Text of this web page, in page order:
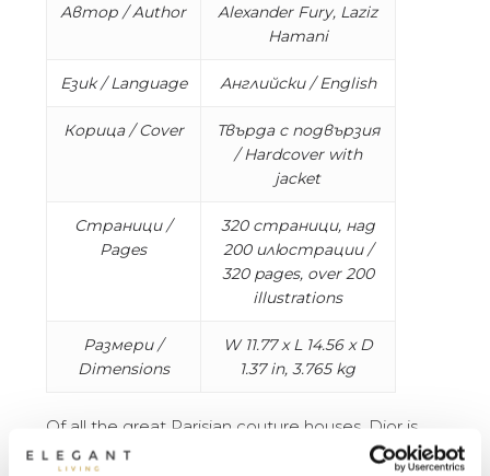
Автор / Author
Alexander Fury, Laziz
Hamani
Език / Language Английски / English
Корица / Cover
Твърда с подвързия
/ Hardcover with
jacket
Страници /
Pages
320 страници, над
200 илюстрации /
320 pages, over 200
illustrations
Размери /
Dimensions
W 11.77 x L 14.56 x D
1.37 in, 3.765 kg
Of all the great Parisian couture houses, Dior is
perhaps the most famous and prestigious in the